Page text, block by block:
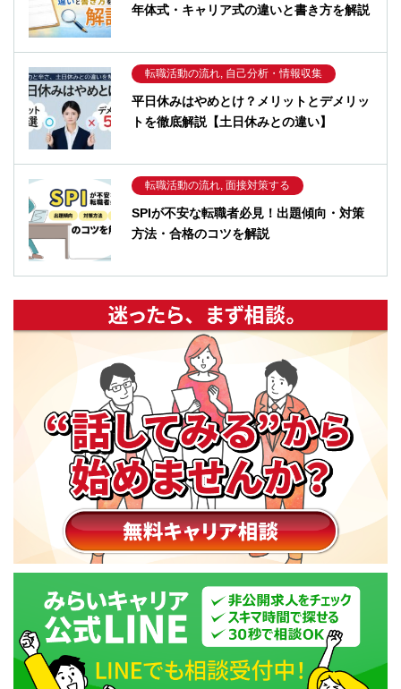
年体式・キャリア式の違いと書き方を解説
転職活動の流れ, 自己分析・情報収集
平日休みはやめとけ？メリットとデメリッ
トを徹底解説【土日休みとの違い】
転職活動の流れ, 面接対策する
SPIが不安な転職者必見！出題傾向・対策
方法・合格のコツを解説